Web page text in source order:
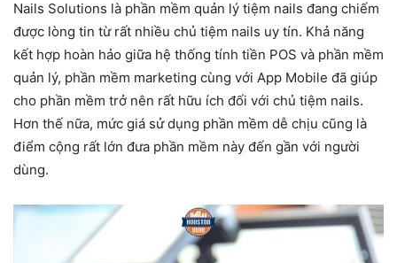
Nails Solutions là phần mềm quản lý tiệm nails đang chiếm
được lòng tin từ rất nhiều chủ tiệm nails uy tín. Khả năng
kết hợp hoàn hảo giữa hệ thống tính tiền POS và phần mềm
quản lý, phần mềm marketing cùng với App Mobile đã giúp
cho phần mềm trở nên rất hữu ích đối với chủ tiệm nails.
Hơn thế nữa, mức giá sử dụng phần mềm dễ chịu cũng là
điểm cộng rất lớn đưa phần mềm này đến gần với người
dùng.